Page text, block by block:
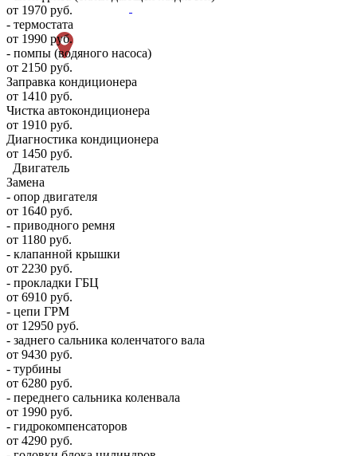
от 1970 руб.
- термостата
от 1990 руб.
- помпы (водяного насоса)
от 2150 руб.
Заправка кондиционера
от 1410 руб.
Чистка автокондиционера
от 1910 руб.
Диагностика кондиционера
от 1450 руб.
Двигатель
Замена
- опор двигателя
от 1640 руб.
- приводного ремня
от 1180 руб.
- клапанной крышки
от 2230 руб.
- прокладки ГБЦ
от 6910 руб.
- цепи ГРМ
от 12950 руб.
- заднего сальника коленчатого вала
от 9430 руб.
- турбины
от 6280 руб.
- переднего сальника коленвала
от 1990 руб.
- гидрокомпенсаторов
от 4290 руб.